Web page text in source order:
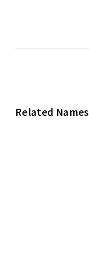
Related Names
Susan July Urban